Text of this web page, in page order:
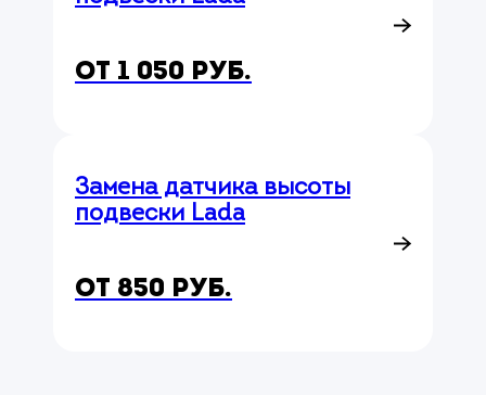
от 1 050 руб.
Замена датчика высоты
подвески Lada
от 850 руб.